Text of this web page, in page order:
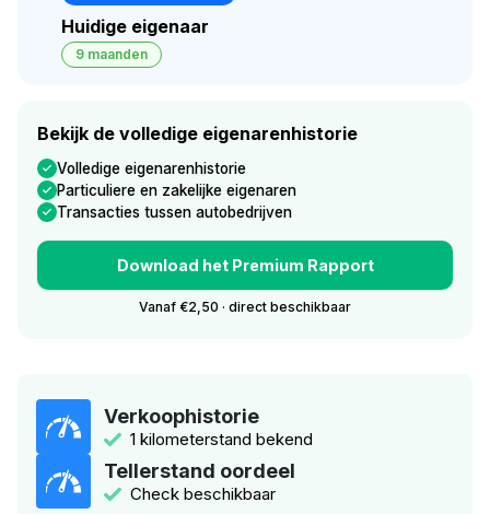
Huidige eigenaar
9 maanden
Bekijk de volledige eigenarenhistorie
Volledige eigenarenhistorie
Particuliere en zakelijke eigenaren
Transacties tussen autobedrijven
Download het Premium Rapport
Vanaf €2,50 · direct beschikbaar
Verkoophistorie
1 kilometerstand bekend
Tellerstand oordeel
Check beschikbaar